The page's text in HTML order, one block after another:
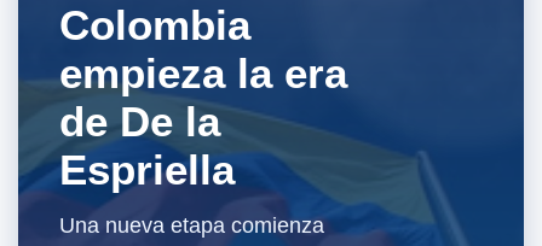
Colombia
empieza la era
de De la
Espriella
Una nueva etapa comienza